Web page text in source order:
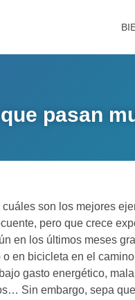
pasan
son los mejores
pero que crece
en los últimos meses
en bicicleta en el
gasto energético,
Sin embargo, sepa